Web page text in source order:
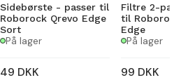
Sidebørste - passer til
Roborock Qrevo Edge
Sort
På lager
49 DKK
Filtre 2-pak
til
Edge
På lager
99 DKK